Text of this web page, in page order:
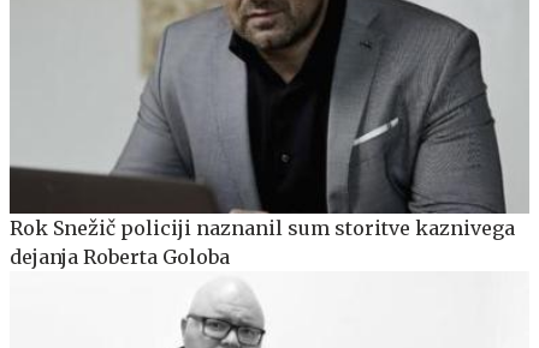
Rok Snežič policiji naznanil sum storitve kaznivega
dejanja Roberta Goloba